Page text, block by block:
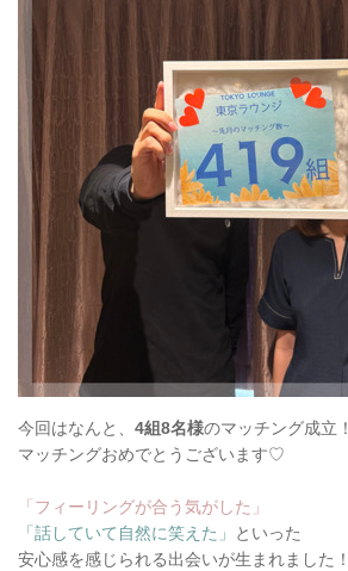
今回はなんと、 4組8名様のマッチング成立！
マッチングおめでとうございます♡
「フィーリングが合う気がした」
「話していて自然に笑えた」
といった
安心感を感じられる出会いが生まれました！